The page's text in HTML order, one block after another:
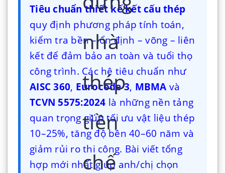
Tiêu chuẩn thiết kế kết cấu thép
quy định phương pháp tính toán,
kiểm tra bền – ổn định – võng – liên
kết để đảm bảo an toàn và tuổi thọ
công trình. Các hệ tiêu chuẩn như
AISC 360, Eurocode 3, MBMA và
TCVN 5575:2024 là những nền tảng
quan trọng giúp tối ưu vật liệu thép
10–25%, tăng độ bền 40–60 năm và
giảm rủi ro thi công. Bài viết tổng
hợp mới nhất giúp anh/chị chọn